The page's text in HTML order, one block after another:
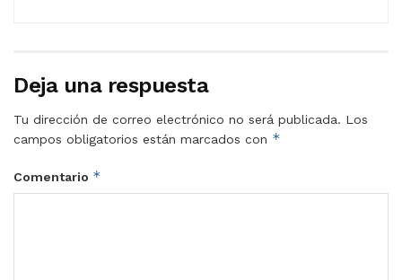
Deja una respuesta
Tu dirección de correo electrónico no será publicada. Los
campos obligatorios están marcados con *
Comentario *